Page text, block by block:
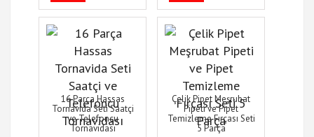
16 Parça Hassas
Tornavida Seti Saatçi
ve Telefoncu
Tornavidası
Çelik Pipet Meşrubat
Pipeti ve Pipet
Temizleme Fırçası Seti
5 Parça